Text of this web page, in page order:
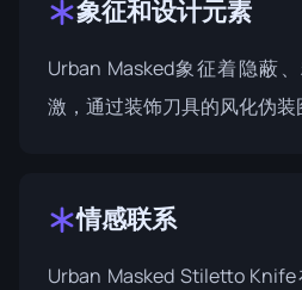
象征和设计元素
Urban Masked象征着隐蔽
激，通过装饰刀具的风化伪装
情感联系
Urban Masked Stiletto